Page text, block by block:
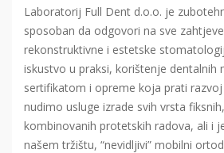
Laboratorij Full Dent d.o.o. je
sposoban da odgovori na sve
rekonstruktivne i estetske
iskustvo u praksi, korištenje dentalnih
sertifikatom i opreme koja prati
nudimo usluge izrade svih vrsta
kombinovanih protetskih radova, ali i
našem tržištu, “nevidljivi” mobilni